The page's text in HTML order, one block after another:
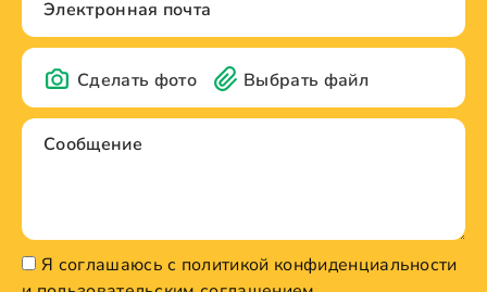
Сделать фото Выбрать файл
Я соглашаюсь с политикой конфиденциальности